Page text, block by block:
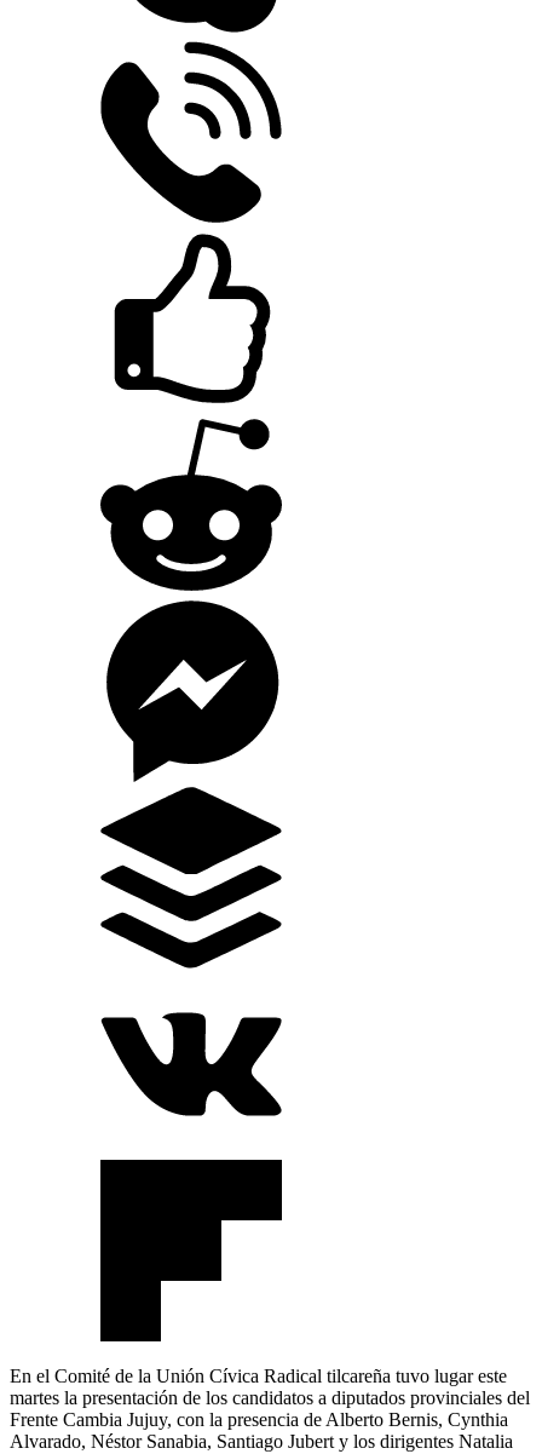
En el Comité de la Unión Cívica Radical tilcareña tuvo lugar este
martes la presentación de los candidatos a diputados provinciales del
Frente Cambia Jujuy, con la presencia de Alberto Bernis, Cynthia
Alvarado, Néstor Sanabia, Santiago Jubert y los dirigentes Natalia